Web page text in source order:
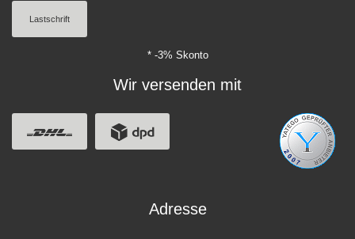
Lastschrift
* -3% Skonto
Wir versenden mit
Adresse